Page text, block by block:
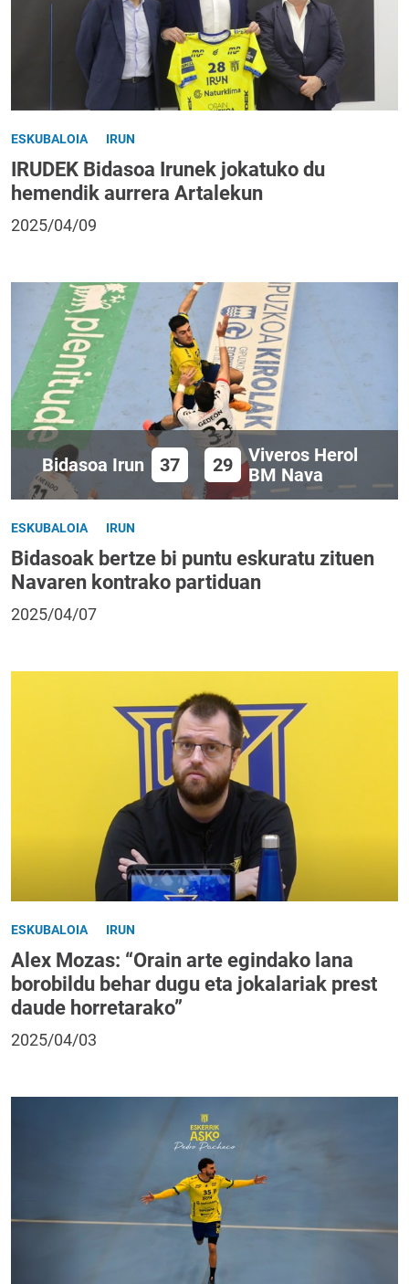
ESKUBALOIA IRUN
IRUDEK Bidasoa Irunek jokatuko du
hemendik aurrera Artalekun
2025/04/09
Bidasoa Irun 37 29
Viveros Herol
BM Nava
ESKUBALOIA IRUN
Bidasoak bertze bi puntu eskuratu zituen
Navaren kontrako partiduan
2025/04/07
ESKUBALOIA IRUN
Alex Mozas: “Orain arte egindako lana
borobildu behar dugu eta jokalariak prest
daude horretarako”
2025/04/03